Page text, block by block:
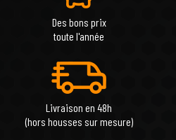
Des bons prix
toute l'année
Livraison en 48h
(hors housses sur mesure)